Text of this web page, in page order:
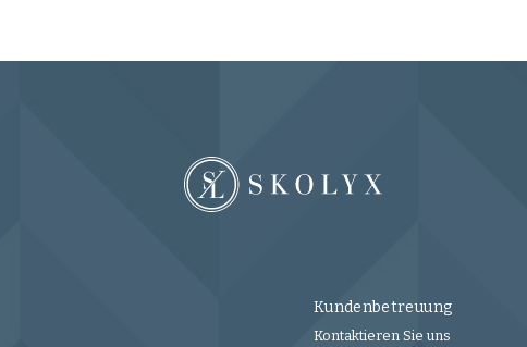
Kundenbetreuung
Kontaktieren Sie uns